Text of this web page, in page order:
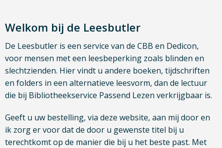
Welkom bij de Leesbutler
De Leesbutler is een service van de CBB en Dedicon,
voor mensen met een leesbeperking zoals blinden en
slechtzienden. Hier vindt u andere boeken, tijdschriften
en folders in een alternatieve leesvorm, dan de lectuur
die bij Bibliotheekservice Passend Lezen verkrijgbaar is.
Geeft u uw bestelling, via deze website, aan mij door en
ik zorg er voor dat de door u gewenste titel bij u
terechtkomt op de manier die bij u het beste past. Met